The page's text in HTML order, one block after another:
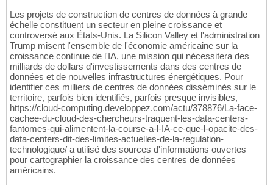
Les projets de construction de centres de données à grande
échelle constituent un secteur en pleine croissance et
controversé aux États-Unis. La Silicon Valley et l'administration
Trump misent l'ensemble de l'économie américaine sur la
croissance continue de l'IA, une mission qui nécessitera des
milliards de dollars d'investissements dans des centres de
données et de nouvelles infrastructures énergétiques. Pour
identifier ces milliers de centres de données disséminés sur le
territoire, parfois bien identifiés, parfois presque invisibles,
https://cloud-computing.developpez.com/actu/378876/La-face-
cachee-du-cloud-des-chercheurs-traquent-les-data-centers-
fantomes-qui-alimentent-la-course-a-l-IA-ce-que-l-opacite-des-
data-centers-dit-des-limites-actuelles-de-la-regulation-
technologique/ a utilisé des sources d'informations ouvertes
pour cartographier la croissance des centres de données
américains.